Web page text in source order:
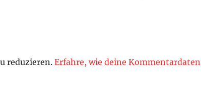
reduzieren.Erfahre, wie deine Kommentardaten